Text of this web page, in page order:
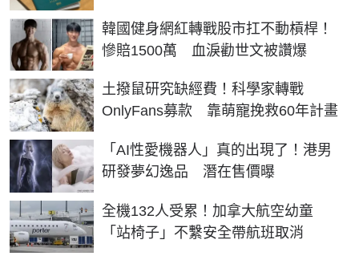
韓國健身網紅轉戰股市扛不動槓桿！
慘賠1500萬 血淚勸世文被讚爆
土撥鼠研究缺經費！科學家轉戰
OnlyFans募款 靠萌寵挽救60年計畫
「AI性愛機器人」真的出現了！港男
研發夢幻逸品 潛在售價曝
全機132人受累！加拿大航空幼童
「站椅子」不繫安全帶航班取消